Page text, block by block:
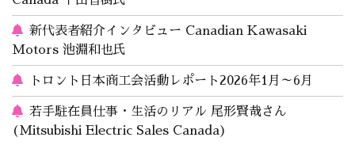
新代表者紹介インタビュー Canadian Kawasaki
Motors 池淵和也氏
トロント日本商工会活動レポート2026年1月～6月
若手駐在員仕事・生活のリアル 尾形賢哉さん
(Mitsubishi Electric Sales Canada)